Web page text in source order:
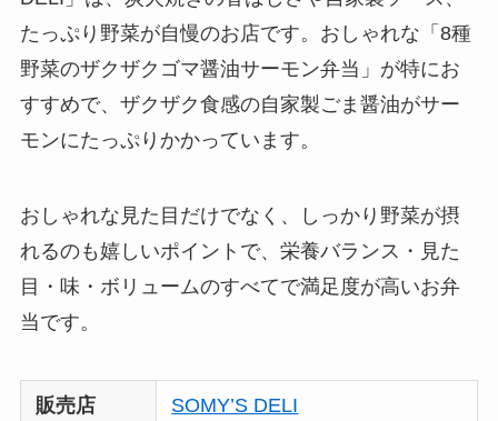
たっぷり野菜が自慢のお店です。おしゃれな「8種
野菜のザクザクゴマ醤油サーモン弁当」が特にお
すすめで、ザクザク食感の自家製ごま醤油がサー
モンにたっぷりかかっています。
おしゃれな見た目だけでなく、しっかり野菜が摂
れるのも嬉しいポイントで、栄養バランス・見た
目・味・ボリュームのすべてで満足度が高いお弁
当です。
販売店 SOMY’S DELI